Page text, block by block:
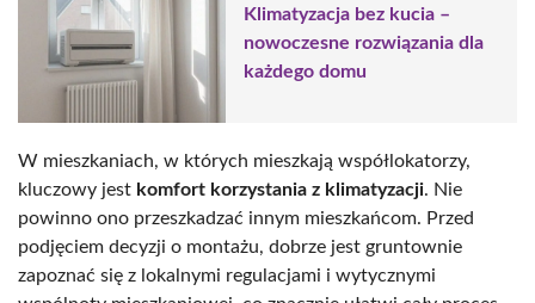
Klimatyzacja bez kucia –
nowoczesne rozwiązania dla
każdego domu
W mieszkaniach, w których mieszkają współlokatorzy,
kluczowy jest komfort korzystania z klimatyzacji. Nie
powinno ono przeszkadzać innym mieszkańcom. Przed
podjęciem decyzji o montażu, dobrze jest gruntownie
zapoznać się z lokalnymi regulacjami i wytycznymi